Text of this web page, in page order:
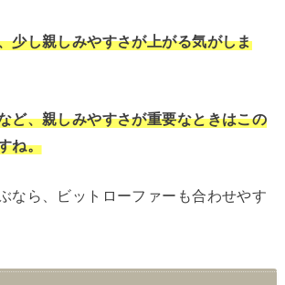
少し親しみやすさが上がる気がしま
ど、親しみやすさが重要なときはこの
ね。
なら、ビットローファーも合わせやす